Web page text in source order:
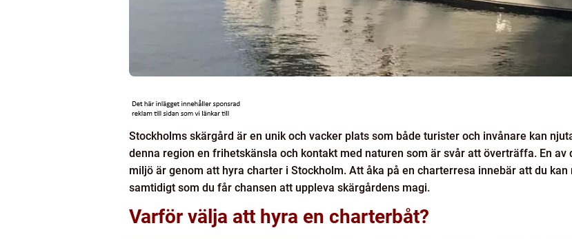
Stockholms skärgård är en unik och vacker plats som både turister och invånare kan
denna region en frihetskänsla och kontakt med naturen som är svår att överträffa. En
miljö är genom att hyra charter i Stockholm. Att åka på en charterresa innebär att du
samtidigt som du får chansen att uppleva skärgårdens magi.
Varför välja att hyra en charterbåt?